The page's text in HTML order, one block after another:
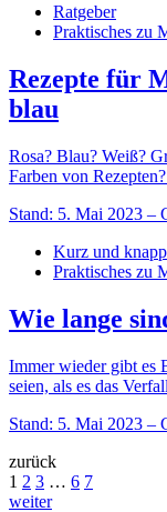
Ratgeber
Praktisches zu
Rezepte für
blau
Rosa? Blau? Weiß?
Farben von
Stand: 5. Mai 2023 –
Kurz und knapp
Praktisches zu
Wie lange
Immer wieder gibt es
seien, als es das
Stand: 5. Mai 2023 –
zurück
1 2 3 … 6 7
weiter